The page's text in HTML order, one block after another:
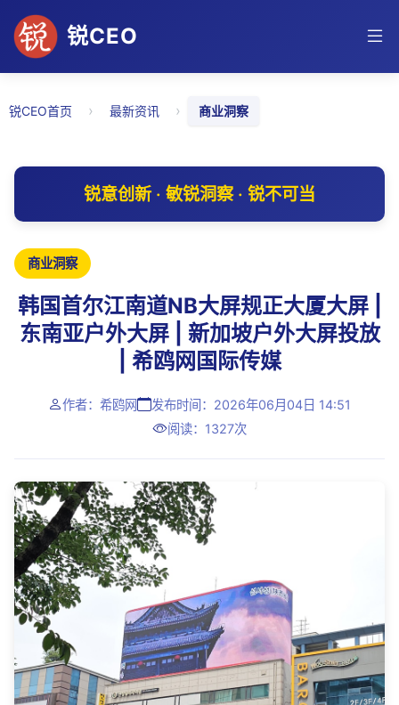
锐CEO
锐CEO首页 › 最新资讯 › 商业洞察
锐意创新 · 敏锐洞察 · 锐不可当
商业洞察
韩国首尔江南道NB大屏规正大厦大屏 |
东南亚户外大屏 | 新加坡户外大屏投放
| 希鸥网国际传媒
作者：希鸥网
发布时间：2026年06月04日 14:51
阅读：1327次